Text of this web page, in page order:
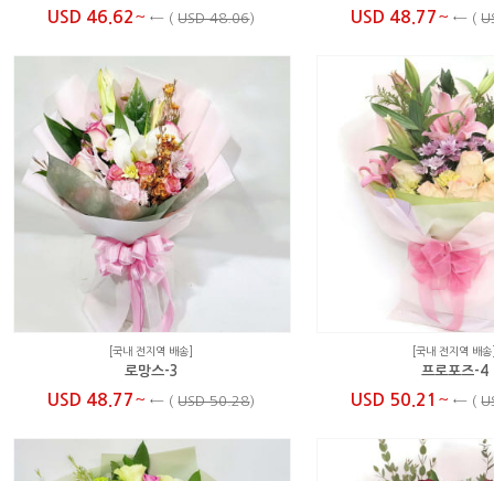
USD 46.62 ~ ← (USD 48.06) USD 48.77 ~ ← (
[국내 전지역 배송]
로망스-3
USD 48.77 ~ ← (USD 50.28)
[국내 전지역 배
프로포즈-4
USD 50.21 ~ ← (